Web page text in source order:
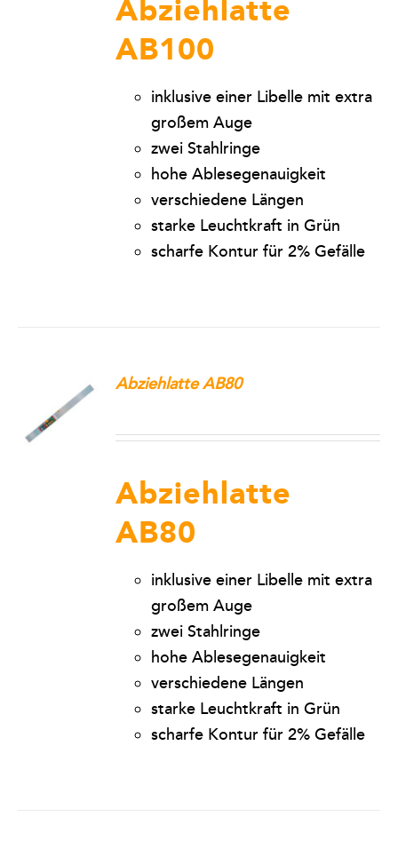
Kontakt
Warenkorb
Abziehlatte
AB100
inklusive einer Libelle mit extra
großem Auge
zwei Stahlringe
hohe Ablesegenauigkeit
verschiedene Längen
starke Leuchtkraft in Grün
scharfe Kontur für 2% Gefälle
Abziehlatte AB80
Abziehlatte
AB80
inklusive einer Libelle mit extra
großem Auge
zwei Stahlringe
hohe Ablesegenauigkeit
verschiedene Längen
starke Leuchtkraft in Grün
scharfe Kontur für 2% Gefälle